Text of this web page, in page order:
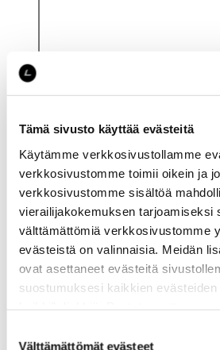
Tämä sivusto käyttää evästeitä
Käytämme verkkosivustollamme
verkkosivustomme toimii oikein ja
verkkosivustomme sisältöä
vierailijakokemuksen tarjoamiseksi
välttämättömiä verkkosivustomme
evästeistä on valinnaisia. Meidän
ovat asettaneet evästeitä
suostumuksesi kaikkien
Välttämättömät evästeet
Katso saatavuus
myymälässä